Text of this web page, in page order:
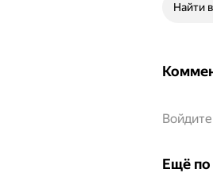
Найти
Ещё по